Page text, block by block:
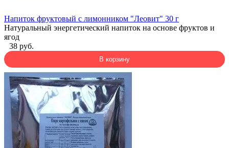
Напиток фруктовый с лимонником "Леовит" 30 г
Натуральный энергетический напиток на основе фруктов и
ягод
38 руб.
В корзину